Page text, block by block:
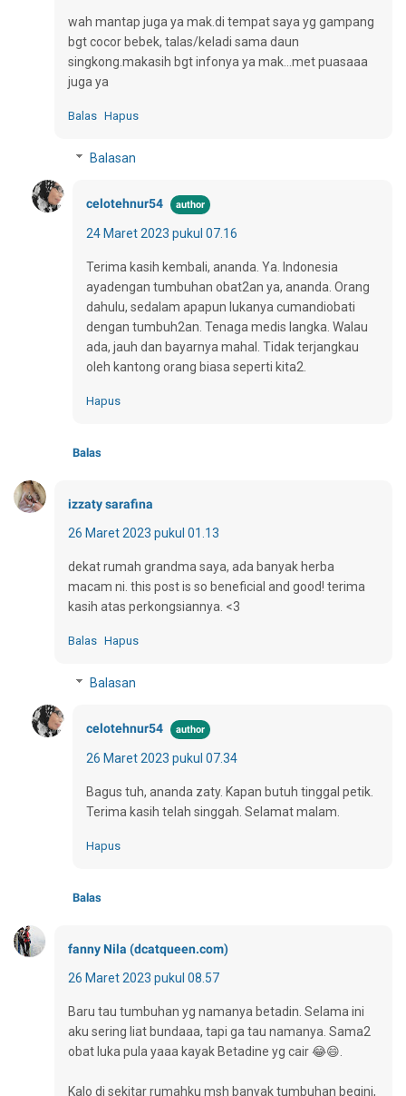
wah mantap juga ya mak.di tempat saya yg gampang
bgt cocor bebek, talas/keladi sama daun
singkong.makasih bgt infonya ya mak...met puasaaa
juga ya
Balas Hapus
Balasan
celotehnur54
24 Maret 2023 pukul 07.16
Terima kasih kembali, ananda. Ya. Indonesia
ayadengan tumbuhan obat2an ya, ananda. Orang
dahulu, sedalam apapun lukanya cumandiobati
dengan tumbuh2an. Tenaga medis langka. Walau
ada, jauh dan bayarnya mahal. Tidak terjangkau
oleh kantong orang biasa seperti kita2.
Hapus
Balas
izzaty sarafina
26 Maret 2023 pukul 01.13
dekat rumah grandma saya, ada banyak herba
macam ni. this post is so beneficial and good! terima
kasih atas perkongsiannya. <3
Balas Hapus
Balasan
celotehnur54
26 Maret 2023 pukul 07.34
Bagus tuh, ananda zaty. Kapan butuh tinggal petik.
Terima kasih telah singgah. Selamat malam.
Hapus
Balas
fanny Nila (dcatqueen.com)
26 Maret 2023 pukul 08.57
Baru tau tumbuhan yg namanya betadin. Selama ini
aku sering liat bundaaa, tapi ga tau namanya. Sama2
obat luka pula yaaa kayak Betadine yg cair 😂😄.
Kalo di sekitar rumahku msh banyak tumbuhan begini,